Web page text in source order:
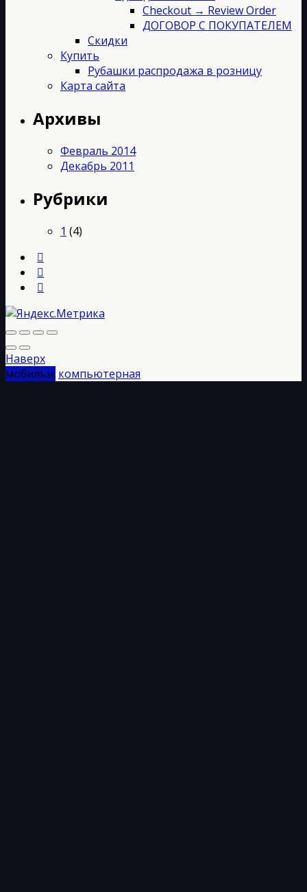
Checkout → Review Order
ДОГОВОР С ПОКУПАТЕЛЕМ
Скидки
Купить
Рубашки распродажа в розницу
Карта сайта
Архивы
Февраль 2014
Декабрь 2011
Рубрики
1 (4)
Наверх
мобильн. компьютерная